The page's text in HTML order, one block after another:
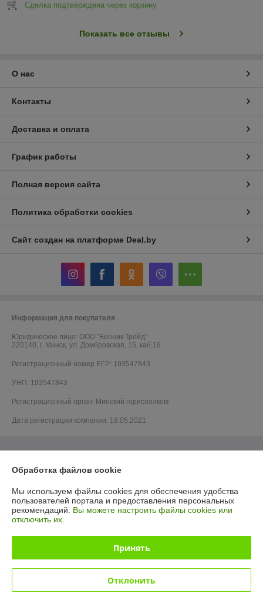
Сделка подтверждена через корзину
Показать все отзывы
О нас
Контакты
Доставка и оплата
График работы
Полная версия сайта
Политика обработки cookies
Сайт создан на платформе Deal.by
Информация для покупателя
Юридическое лицо: ООО "Бионик Трейд"
220140, г. Минск, ул. Домбровская, 15, каб.16
Регистрационный номер ЕГР: 193547843
УНП: 193547843
Регистрационный орган: Минский горисполком
Дата регистрации компании: 18.05.2021
Обработка файлов cookie
Мы используем файлы cookies для обеспечения удобства
пользователей портала и предоставления персональных
рекомендаций. Вы можете настроить файлы cookies или
отключить их.
Принять
Отклонить